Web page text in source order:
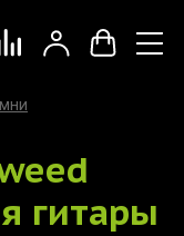
гитары